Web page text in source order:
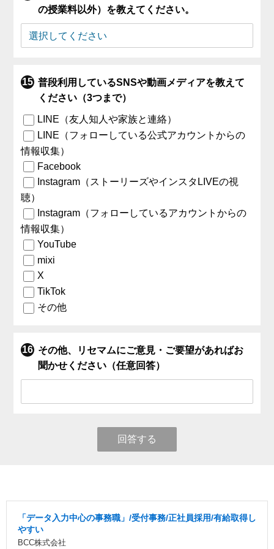
の授業料以外）を教えてください。
普段利用しているSNSや動画メディアを教えて
ください（3つまで）
LINE（友人知人や家族と連絡）
LINE（フォローしている公式アカウントからの
情報収集）
Facebook
Instagram（ストーリーズやインスタLIVEの視
聴）
Instagram（フォローしているアカウントからの
情報収集）
YouTube
mixi
X
TikTok
その他
その他、リセマムにご意見・ご要望があればお
聞かせください（任意回答）
回答する
「データ入力中心の事務職」/受付事務/正社員採用/有給取得し
やすい
BCC株式会社